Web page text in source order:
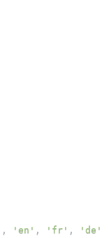
, 'en' , 'fr' , 'de'